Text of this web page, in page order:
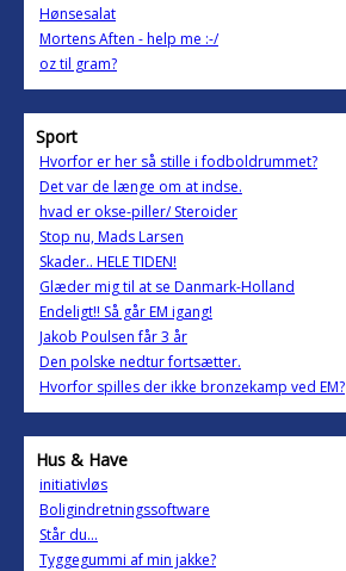
Hønsesalat
Mortens Aften - help me :-/
oz til gram?
Sport
Hvorfor er her så stille i fodboldrummet?
Det var de længe om at indse.
hvad er okse-piller/ Steroider
Stop nu, Mads Larsen
Skader.. HELE TIDEN!
Glæder mig til at se Danmark-Holland
Endeligt!! Så går EM igang!
Jakob Poulsen får 3 år
Den polske nedtur fortsætter.
Hvorfor spilles der ikke bronzekamp ved EM?
Hus & Have
initiativløs
Boligindretningssoftware
Står du...
Tyggegummi af min jakke?